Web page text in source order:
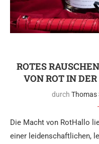
ROTES
VON ROT IN
durch Thomas
Die Macht von RotHallo
einer leidenschaftlichen,